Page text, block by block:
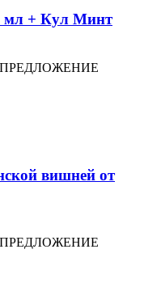
мл + Кул Минт
вишней от